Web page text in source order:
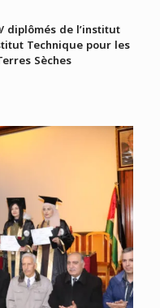
diplômés de l’institut
Technique pour les
Sèches